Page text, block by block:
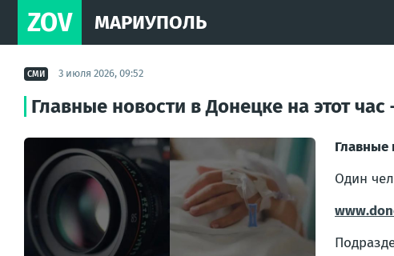
ZOV МАРИУПОЛЬ
СМИ 3 июля 2026, 09:52
Главные новости в Донецке на этот
Главные
Один